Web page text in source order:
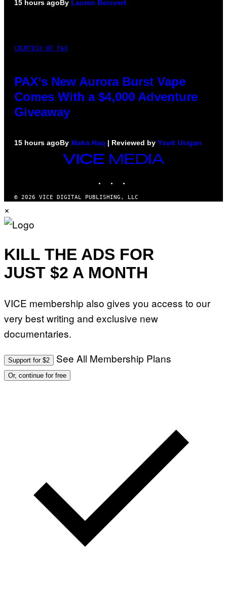
15 hours agoBy Lauren Boisvert
COURTESY OF PAX
PAX’s New Aurora Burst Vape
Comes With a $4,000 Adventure
Giveaway
15 hours agoBy Maha Haq | Reviewed by Ysolt Usigan
VICE
MEDIA
© 2026 VICE DIGITAL PUBLISHING, LLC
×
KILL THE ADS FOR
JUST $2 A MONTH
VICE membership also gives you access to our
very best writing and exclusive new
documentaries.
Support for $2 See All Membership Plans
Or, continue for free